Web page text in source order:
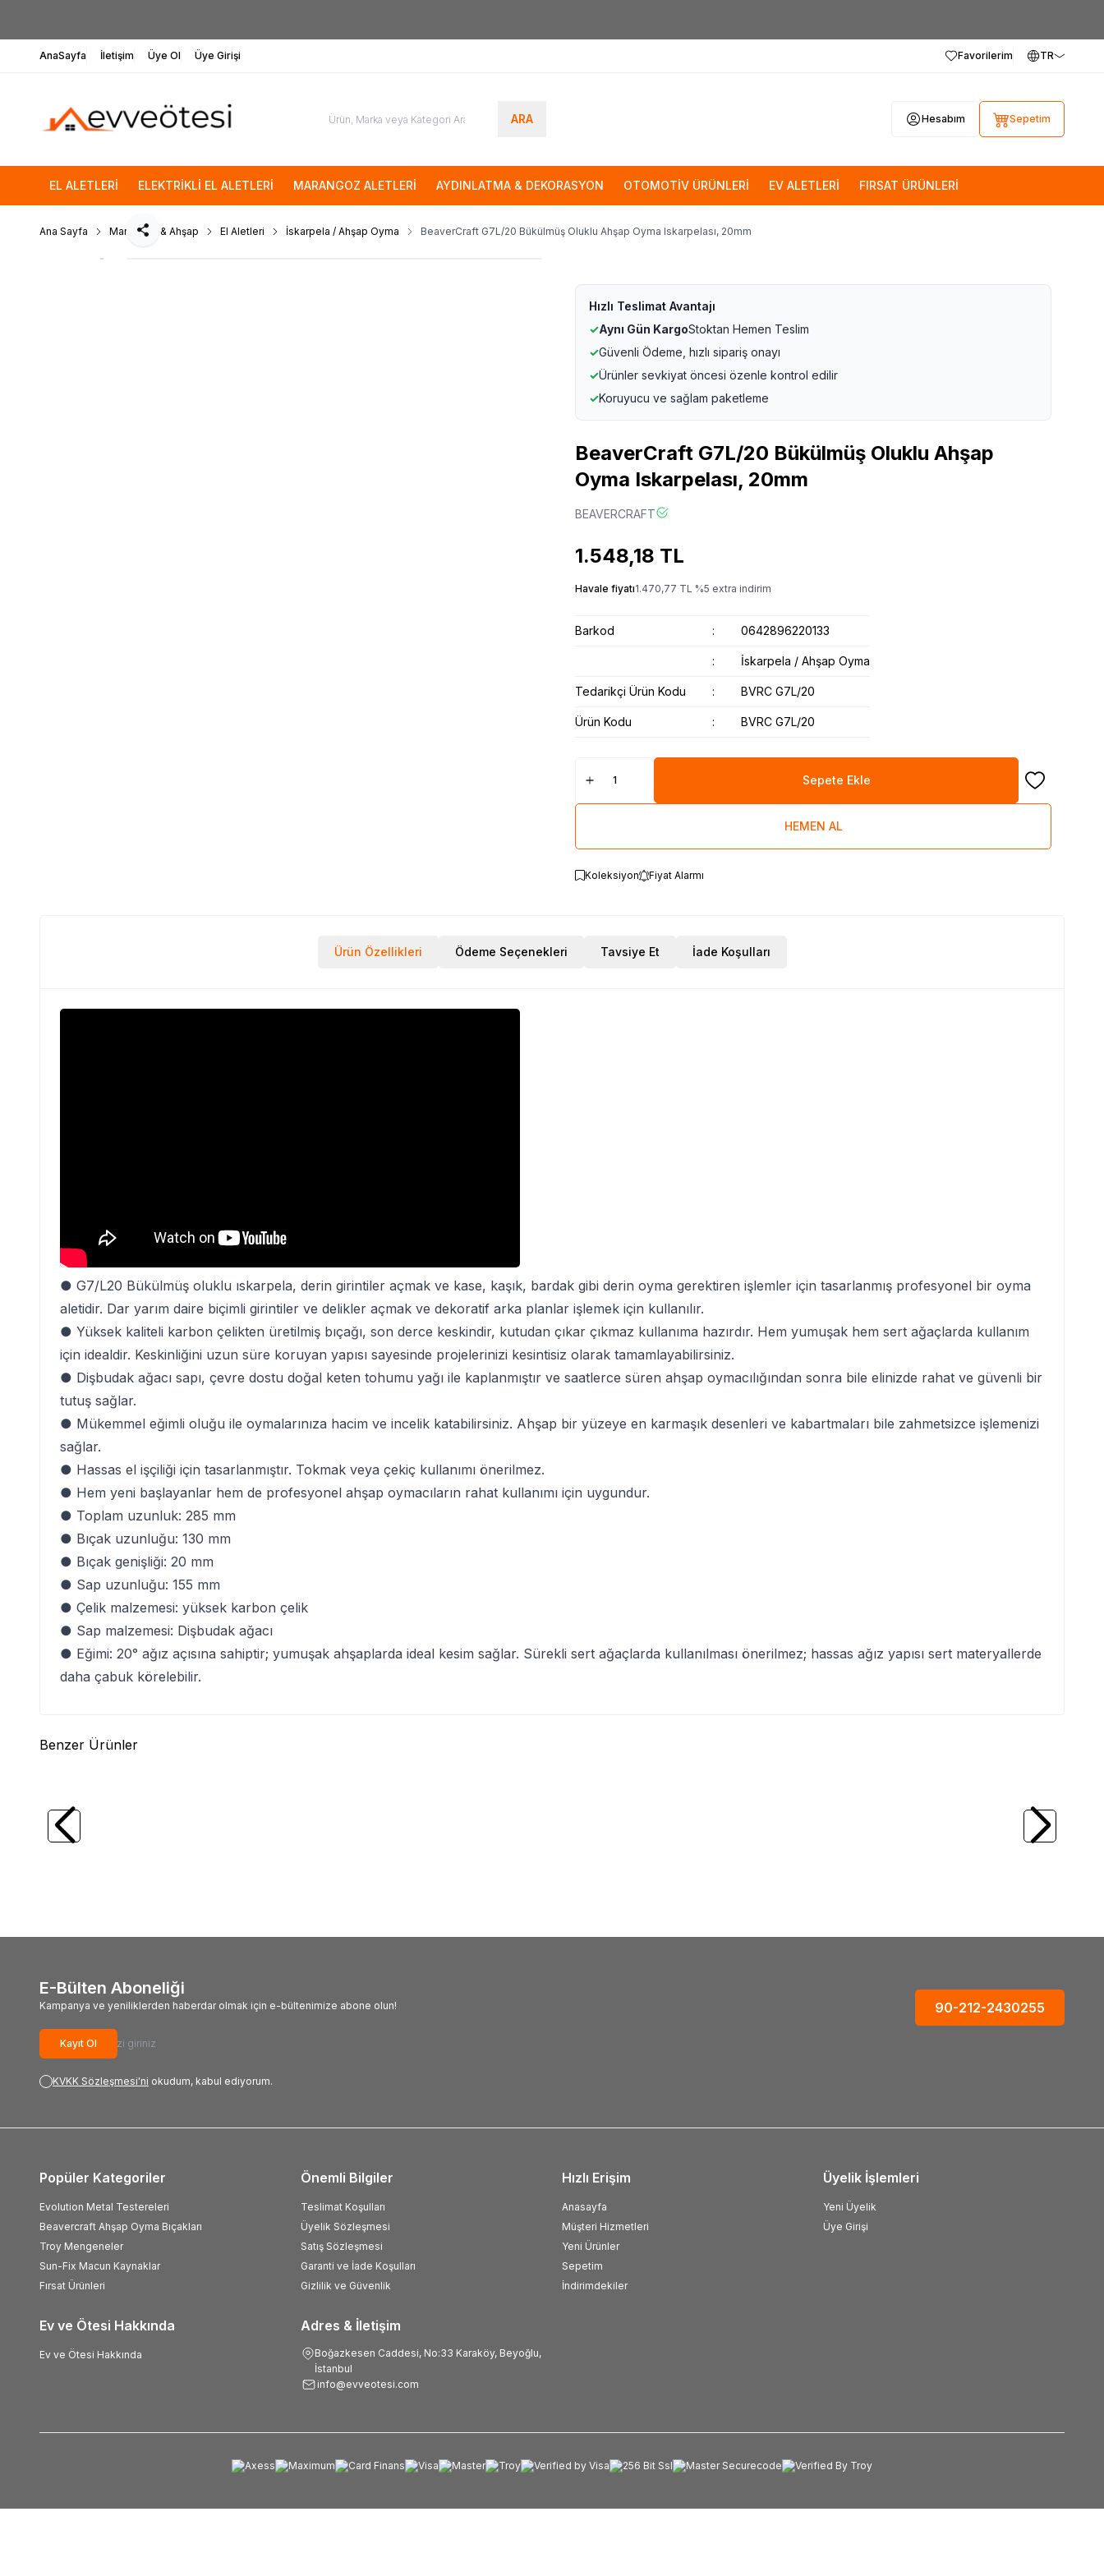
AnaSayfa İletişim Üye Ol Üye Girişi Favorilerim TR
ARA Hesabım Sepetim
EL ALETLERİ ELEKTRİKLİ EL ALETLERİ MARANGOZ ALETLERİ AYDINLATMA & DEKORASYON OTOMOTİV ÜRÜNLERİ EV ALETLERİ FIRSAT ÜRÜNLERİ
Ana Sayfa Marangoz & Ahşap El Aletleri İskarpela / Ahşap Oyma BeaverCraft G7L/20 Bükülmüş Oluklu Ahşap Oyma Iskarpelası, 20mm
Paylaş
Hızlı Teslimat Avantajı
✓Aynı Gün KargoStoktan Hemen Teslim
✓Güvenli Ödeme, hızlı sipariş onayı
✓Ürünler sevkiyat öncesi özenle kontrol edilir
✓Koruyucu ve sağlam paketleme
BeaverCraft G7L/20 Bükülmüş Oluklu Ahşap
Oyma Iskarpelası, 20mm
BEAVERCRAFT
1.548,18 TL
Havale fiyatı1.470,77 TL %5 extra indirim
Barkod : 0642896220133
: İskarpela / Ahşap Oyma
Tedarikçi Ürün Kodu : BVRC G7L/20
Ürün Kodu : BVRC G7L/20
Sepete Ekle Favoriye Ekle
HEMEN AL
Koleksiyon Fiyat Alarmı
Ürün Özellikleri Ödeme Seçenekleri Tavsiye Et İade Koşulları
● G7/L20 Bükülmüş oluklu ıskarpela, derin girintiler açmak ve kase, kaşık, bardak gibi derin oyma gerektiren işlemler için tasarlanmış profesyonel bir oyma
aletidir. Dar yarım daire biçimli girintiler ve delikler açmak ve dekoratif arka planlar işlemek için kullanılır.
● Yüksek kaliteli karbon çelikten üretilmiş bıçağı, son derce keskindir, kutudan çıkar çıkmaz kullanıma hazırdır. Hem yumuşak hem sert ağaçlarda kullanım
için idealdir. Keskinliğini uzun süre koruyan yapısı sayesinde projelerinizi kesintisiz olarak tamamlayabilirsiniz.
● Dişbudak ağacı sapı, çevre dostu doğal keten tohumu yağı ile kaplanmıştır ve saatlerce süren ahşap oymacılığından sonra bile elinizde rahat ve güvenli bir
tutuş sağlar.
● Mükemmel eğimli oluğu ile oymalarınıza hacim ve incelik katabilirsiniz. Ahşap bir yüzeye en karmaşık desenleri ve kabartmaları bile zahmetsizce işlemenizi
sağlar.
● Hassas el işçiliği için tasarlanmıştır. Tokmak veya çekiç kullanımı önerilmez.
● Hem yeni başlayanlar hem de profesyonel ahşap oymacıların rahat kullanımı için uygundur.
● Toplam uzunluk: 285 mm
● Bıçak uzunluğu: 130 mm
● Bıçak genişliği: 20 mm
● Sap uzunluğu: 155 mm
● Çelik malzemesi: yüksek karbon çelik
● Sap malzemesi: Dişbudak ağacı
● Eğimi: 20° ağız açısına sahiptir; yumuşak ahşaplarda ideal kesim sağlar. Sürekli sert ağaçlarda kullanılması önerilmez; hassas ağız yapısı sert materyallerde
daha çabuk körelebilir.
Benzer Ürünler
TROY
Parça
BeaverCraft BSH3
Nightfall Ceviz Saplı Deri Kılıflı Kamp ve
E-Bülten Aboneliği
Kampanya ve yeniliklerden haberdar olmak için e-bültenimize abone olun!
Kayıt Ol
KVKK Sözleşmesi'ni okudum, kabul ediyorum.
90-212-2430255
Adres & İletişim
Boğazkesen Caddesi, No:33 Karaköy, Beyoğlu,
İstanbul
info@evveotesi.com
Popüler Kategoriler
Evolution Metal Testereleri
Beavercraft Ahşap Oyma Bıçakları
Troy Mengeneler
Sun-Fix Macun Kaynaklar
Fırsat Ürünleri
Önemli Bilgiler
Teslimat Koşulları
Üyelik Sözleşmesi
Satış Sözleşmesi
Garanti ve İade Koşulları
Gizlilik ve Güvenlik
Hızlı Erişim
Anasayfa
Müşteri Hizmetleri
Yeni Ürünler
Sepetim
İndirimdekiler
Üyelik İşlemleri
Yeni Üyelik
Üye Girişi
Ev ve Ötesi Hakkında
Ev ve Ötesi Hakkında